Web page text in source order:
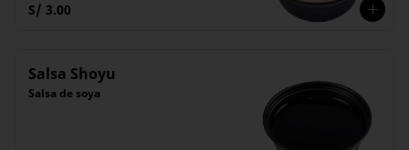
S/ 3.00
Salsa Shoyu
Salsa de soya